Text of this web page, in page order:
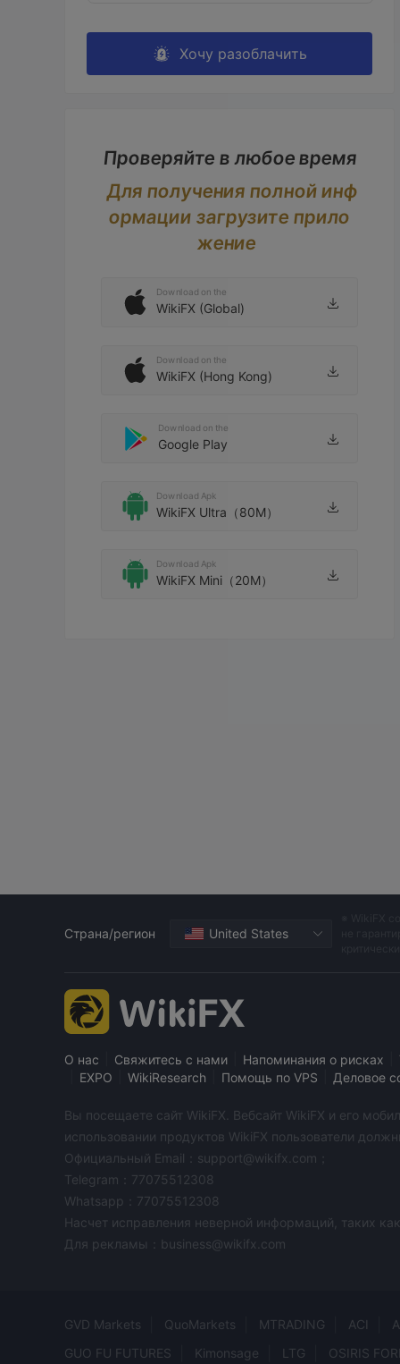
Хочу разоблачить
Проверяйте в любое время
Для получения полной инф
ормации загрузите прило
жение
Download on the
WikiFX (Global)
Download on the
WikiFX (Hong Kong)
Download on the
Google Play
Download Apk
WikiFX Ultra（80M）
Download Apk
WikiFX Mini（20M）
Страна/регион United States
О нас Свяжитесь с нами Напоминания о рисках
EXPO WikiResearch Помощь по VPS Деловое
Вы посещаете сайт WikiFX. Вебсайт WikiFX и его
использовании продуктов WikiFX пользователи
Официальный Email：support@wikifx.com；
Telegram：77075512308
Whatsapp：77075512308
Насчет исправления неверной информаций, таких
Для рекламы：business@wikifx.com
GVD Markets QuoMarkets MTRADING ACI
GUO FU FUTURES
Kimonsage LTG OSIRIS